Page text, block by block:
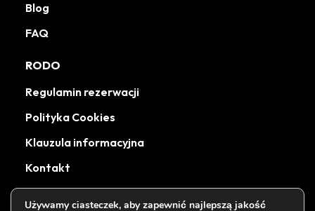
Blog
FAQ
RODO
Regulamin rezerwacji
Polityka Cookies
Klauzula informacyjna
Kontakt
Używamy ciasteczek, aby zapewnić najlepszą jakość